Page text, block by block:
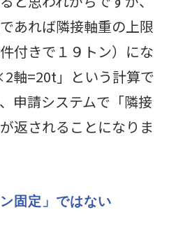
あれば隣接軸重の上限
付きで１９トン）にな
軸=20t」という計算で
申請システムで「隣接
返されることになりま
固定」ではない